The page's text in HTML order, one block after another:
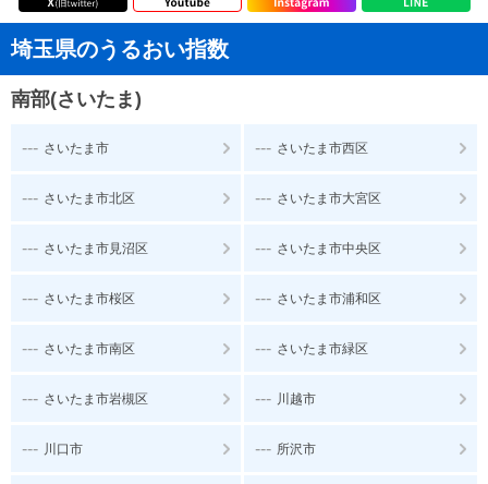
埼玉県のうるおい指数
南部(さいたま)
--- さいたま市 --- さいたま市西区
--- さいたま市北区 --- さいたま市大宮区
--- さいたま市見沼区 --- さいたま市中央区
--- さいたま市桜区 --- さいたま市浦和区
--- さいたま市南区 --- さいたま市緑区
--- さいたま市岩槻区 --- 川越市
--- 川口市 --- 所沢市